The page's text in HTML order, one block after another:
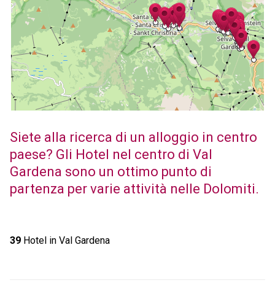
Siete alla ricerca di un alloggio in centro
paese? Gli Hotel nel centro di Val
Gardena sono un ottimo punto di
partenza per varie attività nelle Dolomiti.
39Hotel in Val Gardena